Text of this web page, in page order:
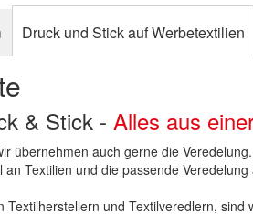
Druck und Stick auf Werbetextilien
& Stick -Alles aus
übernehmen auch gerne die Veredelung.
Textilien und die passende
und Textilveredlern, sind